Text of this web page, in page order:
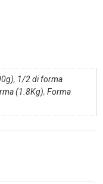
, 1/2 di forma
(1.8Kg), Forma